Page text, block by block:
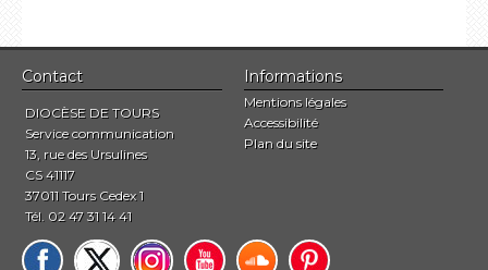
Contact
DIOCÈSE DE TOURS
Service communication
13, rue des Ursulines
CS 41117
37011 Tours Cedex 1
Tél. 02 47 31 14 41
Informations
Mentions légales
Accessibilité
Plan du site